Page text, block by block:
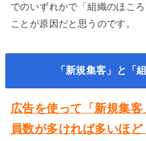
でのいずれかで「組織のほこ
ことが原因だと思うのです。
「新規集客」と「
広告を使って「新規集
員数が多ければ多いほ